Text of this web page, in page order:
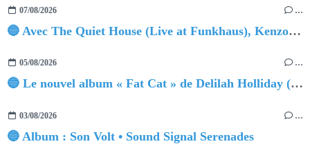
07/08/2026 …
🔵 Avec The Quiet House (Live at Funkhaus), Kenzo Zurzolo livre une performance aussi intense qu'envoûtante.
05/08/2026 …
🔵 Le nouvel album « Fat Cat » de Delilah Holliday (sortie le 30 Octobre 2026)
03/08/2026 …
🔵 Album : Son Volt • Sound Signal Serenades